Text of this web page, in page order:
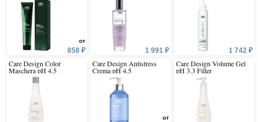
от
858 ₽
Care Design Color
Maschera pH 4.5
1 991 ₽
Care Design Antistress
Crema pH 4.5
от
1 742 ₽
Care Design Volume Gel
pH 3.3 Filler